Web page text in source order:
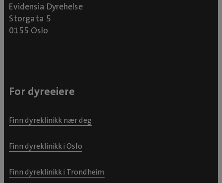
Evidensia Dyrehelse
Storgata 5
0155 Oslo
For dyreeiere
Finn dyreklinikk nær deg
Finn dyreklinikk i Oslo
Finn dyreklinikk i Trondheim